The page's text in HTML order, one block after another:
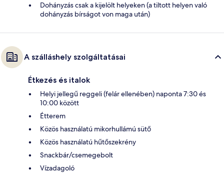
Dohányzás csak a kijelölt helyeken (a tiltott helyen való
dohányzás bírságot von maga után)
A szálláshely szolgáltatásai
Étkezés és italok
Helyi jellegű reggeli (felár ellenében) naponta 7:30 és
10:00 között
Étterem
Közös használatú mikorhullámú sütő
Közös használatú hűtőszekrény
Snackbár/csemegebolt
Vízadagoló